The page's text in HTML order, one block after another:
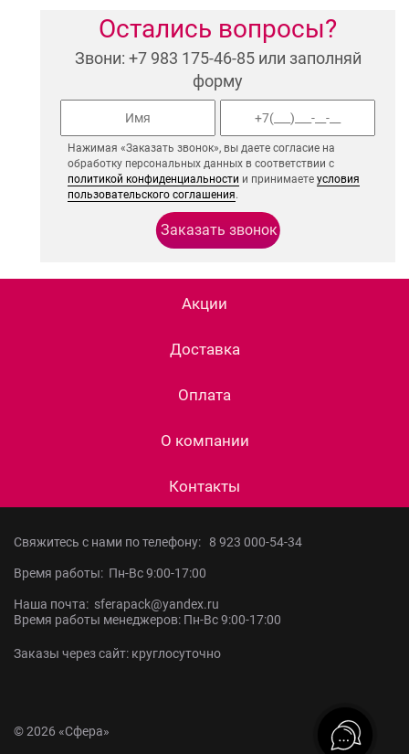
Остались вопросы?
Звони: +7 983 175-46-85 или заполняй
форму
Нажимая «Заказать звонок», вы даете согласие на
обработку персональных данных в соответствии с
политикой конфиденциальности и принимаетеусловия
пользовательского соглашения.
Акции
Доставка
Оплата
О компании
Контакты
Свяжитесь с нами по телефону: 8 923 000-54-34
Время работы: Пн-Вс 9:00-17:00
Наша почта: sferapack@yandex.ru
Время работы менеджеров: Пн-Вс 9:00-17:00
Заказы через сайт: круглосуточно
© 2026 «Сфера»